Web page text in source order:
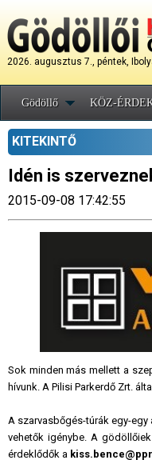
2026. augusztus 7., péntek,
Gödöllő KÖZ-
KITEKINTŐ
Idén is
2015-09-08 17:42:55
Sok minden más mellett a
hívunk. A Pilisi Parkerdő Zrt.
A szarvasbőgés-túrák egy-
vehetők igénybe. A
érdeklődők a